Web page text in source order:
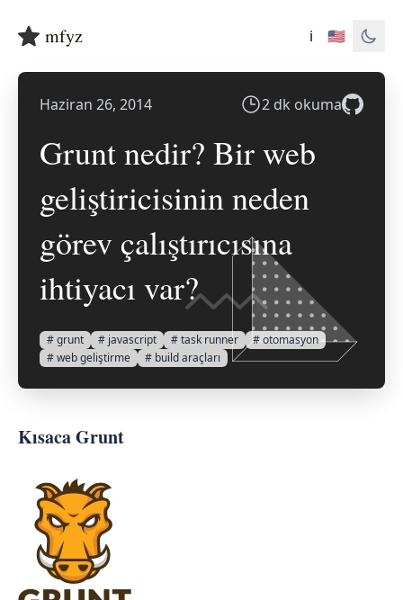
mfyz ℹ️ 🇺🇸
Haziran 26, 2014 2 dk okuma
Grunt nedir? Bir web
geliştiricisinin neden
görev çalıştırıcısına
ihtiyacı var?
# grunt # javascript # task runner
# otomasyon
# web geliştirme
# build araçları
Kısaca Grunt